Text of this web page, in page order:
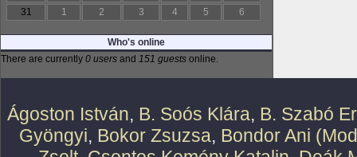
31
1 2 3 4 5 6
Who's online
There are currently 0 users and 151 guests online.
Ágoston István, B. Soós Klára, B. Szabó
Gyöngyi, Bokor Zsuzsa, Bondor Ani